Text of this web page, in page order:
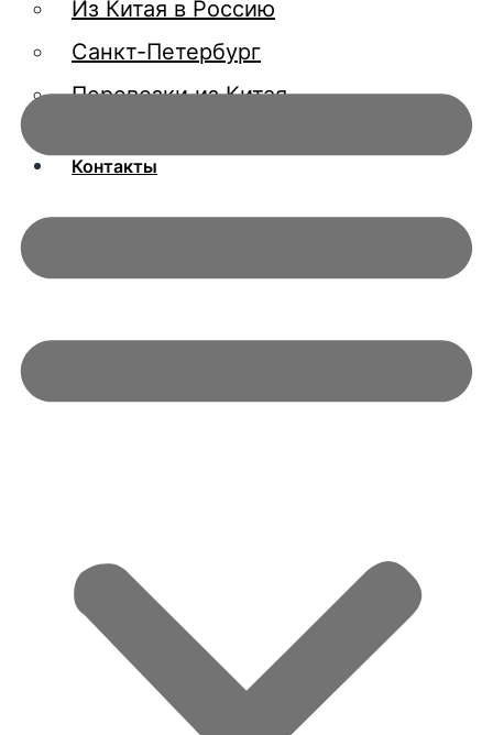
Из Китая в Россию
Санкт-Петербург
Перевозки из Китая
Контакты